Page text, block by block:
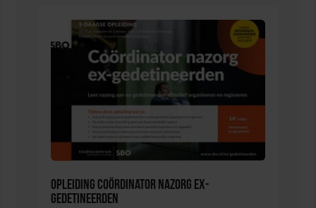
Opleiding Coördinator nazorg ex-
gedetineerden